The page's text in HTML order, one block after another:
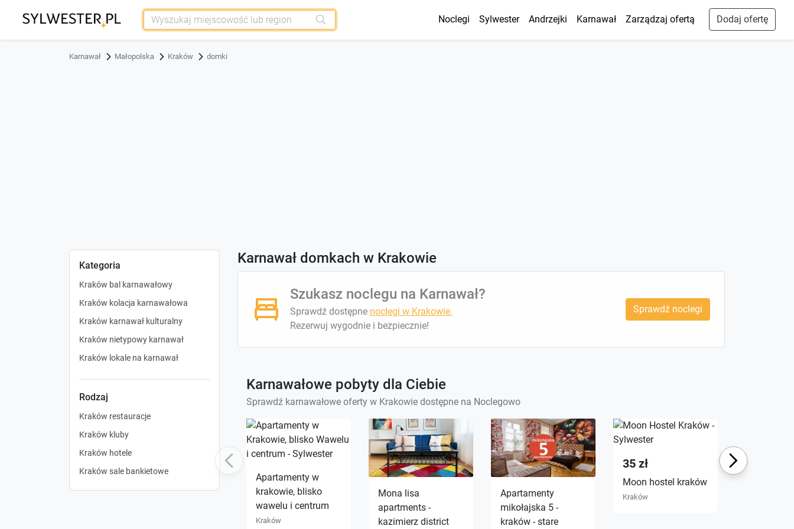
Noclegi Sylwester Andrzejki Karnawał Zarządzaj ofertą Dodaj ofertę
Karnawał Małopolska Kraków domki
Kategoria
Kraków bal karnawałowy
Kraków kolacja karnawałowa
Kraków karnawał kulturalny
Kraków nietypowy karnawał
Kraków lokale na karnawał
Rodzaj
Kraków restauracje
Kraków kluby
Kraków hotele
Kraków sale bankietowe
Karnawał domkach w Krakowie
Szukasz noclegu na Karnawał?
Sprawdź dostępne noclegi w Krakowie.
Rezerwuj wygodnie i bezpiecznie!
Sprawdź noclegi
Karnawałowe pobyty dla Ciebie
Sprawdź karnawałowe oferty w Krakowie dostępne na Noclegowo
Previous
Apartamenty w
krakowie, blisko
wawelu i centrum
Kraków
Mona lisa
apartments -
kazimierz district
Apartamenty
mikołajska 5 -
kraków - stare
35 zł
Moon hostel kraków
Kraków
Next